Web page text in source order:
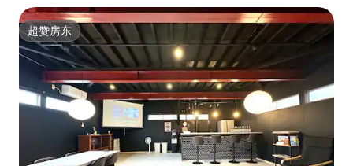
超赞房东
超赞房东